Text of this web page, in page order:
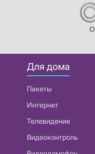
Для дома
Пакеты
Интернет
Телевидение
Видеоконтроль